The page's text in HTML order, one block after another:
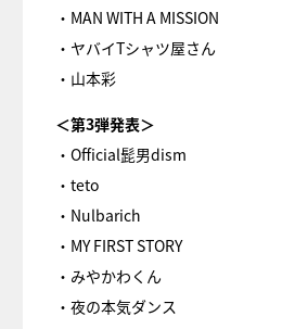
・MAN WITH A MISSION
・ヤバイTシャツ屋さん
・山本彩
＜第3弾発表＞
・Official髭男dism
・teto
・Nulbarich
・MY FIRST STORY
・みやかわくん
・夜の本気ダンス